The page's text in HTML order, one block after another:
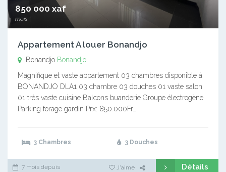
850 000 xaf
mois
Appartement A louer Bonandjo
Bonandjo Bonandjo
Magnifique et vaste appartement 03 chambres disponible à
BONANDJO DLA1 03 chambre 03 douches 01 vaste salon
01 très vaste cuisine Balcons buanderie Groupe électrogène
Parking forage gardin Prx: 850.000Fr…
3 Chambres 3 Douches
7 mois depuis J'aime Détails